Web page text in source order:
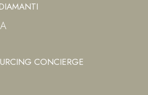
CONCIERGE